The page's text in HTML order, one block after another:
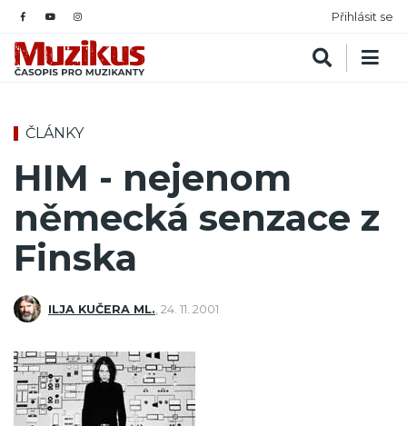
Přihlásit se
ČLÁNKY
HIM - nejenom
německá senzace z
Finska
ILJA KUČERA ML. 24. 11. 2001